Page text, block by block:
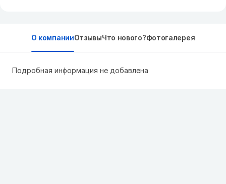
О компанииОтзывыЧто нового?Фотогалерея
Подробная информация не добавлена